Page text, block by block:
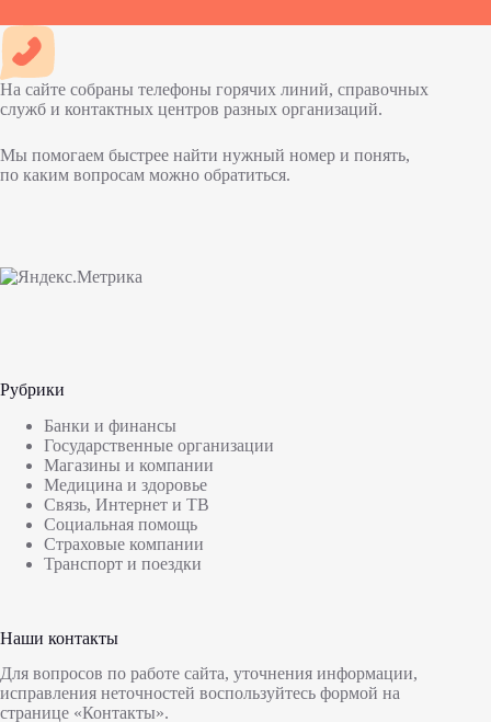
На сайте собраны телефоны горячих линий, справочных
служб и контактных центров разных организаций.
Мы помогаем быстрее найти нужный номер и понять,
по каким вопросам можно обратиться.
Рубрики
Банки и финансы
Государственные организации
Магазины и компании
Медицина и здоровье
Связь, Интернет и ТВ
Социальная помощь
Страховые компании
Транспорт и поездки
Наши контакты
Для вопросов по работе сайта, уточнения информации,
исправления неточностей воспользуйтесь формой на
странице «Контакты».